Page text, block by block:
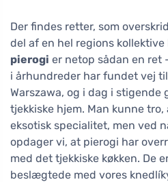
Der findes retter, som
del af en hel regions kollektive
pierogi er netop sådan en ret
i århundreder har fundet vej
Warszawa, og i dag i stigende
tjekkiske hjem. Man kunne tro,
eksotisk specialitet, men ved
opdager vi, at pierogi har
med det tjekkiske køkken. De
beslægtede med vores